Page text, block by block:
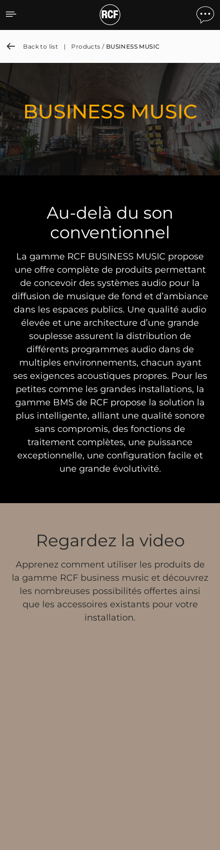
BUSINESS MUSIC
Back to list | Products / BUSINESS MUSIC
BUSINESS MUSIC
Au-delà du son
conventionnel
La gamme RCF BUSINESS MUSIC propose
une offre complète de produits permettant
de concevoir des systèmes audio pour la
diffusion de musique de fond et d’ambiance
dans les espaces publics. Une qualité audio
élevée et une architecture d’une grande
souplesse assurent la distribution de
différents programmes audio dans de
multiples environnements, chacun ayant
ses exigences acoustiques propres. Pour les
petites comme les grandes installations, la
gamme BMS de RCF propose la solution la
plus intelligente, alliant une qualité sonore
sans compromis, des fonctions de
traitement complètes, une puissance
exceptionnelle, une configuration facile et
une grande évolutivité.
Regardez la video
Apprenez comment utiliser les produits de
la gamme RCF business music et découvrez
les nombreuses possibilités offertes ainsi
que les accessoires existants pour votre
installation.